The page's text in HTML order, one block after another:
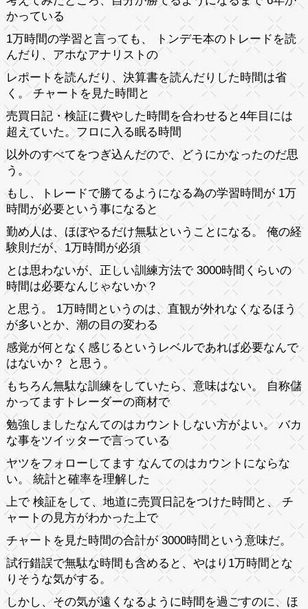
かっている
1万時間の学習と言っても、 トンデモ本のトレードを読
んだり、アホなアナリストの
レポートを読んだり、決算書を読んだりした時間は省
く。 チャートを見た時間と
売買日記・検証に費やした時間を合わせると4年目には
超えていた。フロに入る眠る時間
以外のすべてをつぎ込んだので、どうにかなったのだ思
う。
もし、トレードで勝てるようになる為の学習時間が 1万
時間が必要という事になると
勤め人は、ほぼやるだけ無駄ということになる。 俺の経
験則だが、1万時間が必須
とは思わないが、正しい訓練方法で 3000時間くらいの
時間は必要なんじゃないか？
と思う。 1万時間というのは、直観が外れなくなるほう
が多いとか、潮の目の変わる
感覚が何となく感じるというレベルであれば必要なんで
はないか？ と思う。
もちろん無駄な訓練をしていたら、意味はない。 自称儲
かってますトレーダーの商材で
勉強しましたなんてのはカウントしない方がよい。 バカ
な事をツイッターで言っている
ヤツをフォローしてます なんてのはカウントにならな
い。 統計と確率を理解した
上で 検証をして、地道に売買日記をつけた時間と、 チ
ャートの見方がわかった上で
チャートを見た時間の合計が 3000時間という意味だ。
試行錯誤で無駄な時間も含めると、やはり1万時間とな
りそうな気がする。
しかし、その気が遠くなるように時間を過ごすのに、ほ